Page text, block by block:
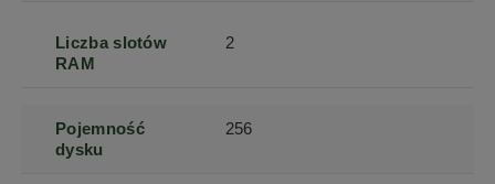
Liczba slotów
RAM
2
Pojemność
dysku
256